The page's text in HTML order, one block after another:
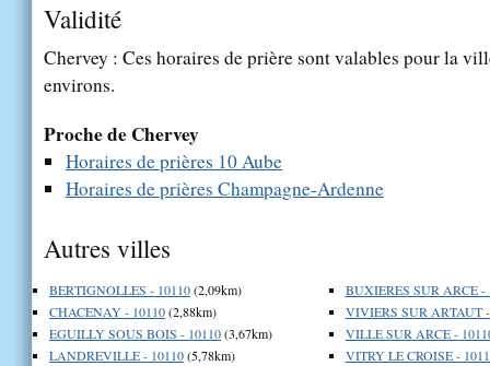
Validité
Chervey : Ces horaires de prière sont valables pour la
environs.
Proche de Chervey
Horaires de prières 10 Aube
Horaires de prières Champagne-Ardenne
Autres villes
BERTIGNOLLES - 10110(2,09km)
CHACENAY - 10110(2,88km)
EGUILLY SOUS BOIS - 10110(3,67km)
LANDREVILLE - 10110(5,78km)
BUXIERES SUR ARCE -
VIVIERS SUR ARTAUT
VILLE SUR ARCE -
VITRY LE CROISE -